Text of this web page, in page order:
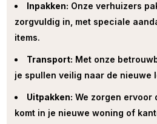
Inpakken: Onze verhuizers
zorgvuldig in, met speciale
items.
Transport: Met onze
je spullen veilig naar de nieuwe
Uitpakken: We zorgen ervoor
komt in je nieuwe woning of